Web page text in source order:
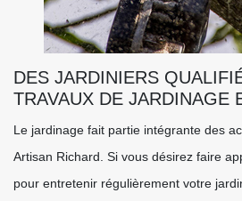
DES JARDINIERS
TRAVAUX DE JARDINAGE
Le jardinage fait partie intégrante des
Artisan Richard. Si vous désirez faire
pour entretenir régulièrement votre